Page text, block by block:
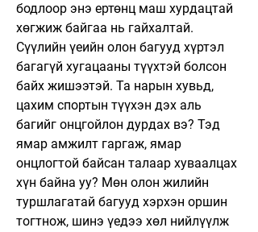
бодлоор энэ ертөнц маш хурдацтай
хөгжиж байгаа нь гайхалтай.
Сүүлийн үеийн олон багууд хүртэл
багагүй хугацааны түүхтэй болсон
байх жишээтэй. Та нарын хувьд,
цахим спортын түүхэн дэх аль
багийг онцгойлон дурдах вэ? Тэд
ямар амжилт гаргаж, ямар
онцлогтой байсан талаар хуваалцах
хүн байна уу? Мөн олон жилийн
туршлагатай багууд хэрхэн оршин
тогтнож, шинэ үедээ хөл нийлүүлж